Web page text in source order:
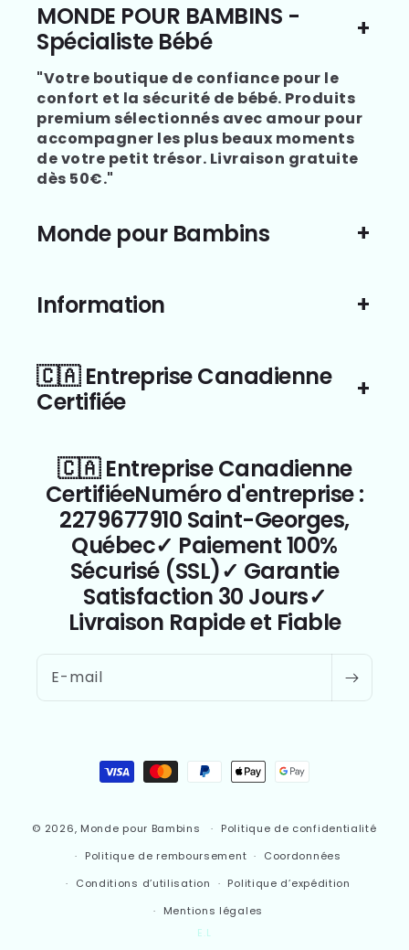
MONDE POUR BAMBINS -
Spécialiste Bébé
"Votre boutique de confiance pour le
confort et la sécurité de bébé. Produits
premium sélectionnés avec amour pour
accompagner les plus beaux moments
de votre petit trésor. Livraison gratuite
dès 50€."
Monde pour Bambins
Information
🇨🇦 Entreprise Canadienne
Certifiée
🇨🇦 Entreprise Canadienne
CertifiéeNuméro d'entreprise :
2279677910 Saint-Georges,
Québec✓ Paiement 100%
Sécurisé (SSL)✓ Garantie
Satisfaction 30 Jours✓
Livraison Rapide et Fiable
E-mail
de
© 2026, Monde pour Bambins
Politique de confidentialité
Politique de remboursement
Coordonnées
Conditions d’utilisation
Politique d’expédition
Mentions légales
E.L